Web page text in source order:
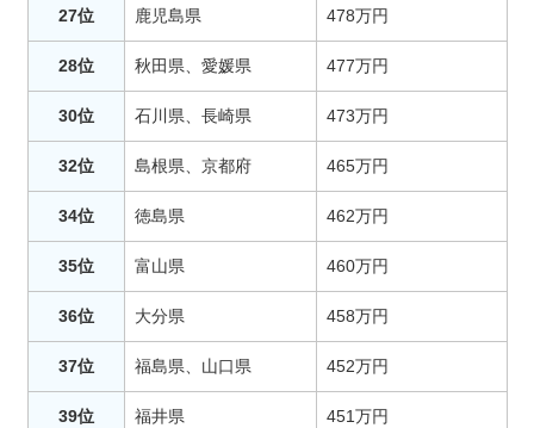
27位 鹿児島県 478万円
28位 秋田県、愛媛県 477万円
30位 石川県、長崎県 473万円
32位 島根県、京都府 465万円
34位 徳島県 462万円
35位 富山県 460万円
36位 大分県 458万円
37位 福島県、山口県 452万円
39位 福井県 451万円